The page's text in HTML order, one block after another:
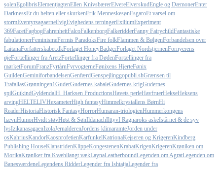
solenEgolibrisElementjagtenEllen KnivsbærerElvereElverskudEngle og DæmonerEnter
DarknessEr du helten eller skurkenErik MenneskesønEsgaroEt varsel om
stormEventyrsagaerneEvigEvighedens terningerExiliumExperiment
369FacetFagbogFahrenheitFalcoFalkenborgFalkeridderFanny FairychildFantastiske
fabulationerFeminismeFermis ParadoksFire folkFlammen & BølgenForbandelsen over
LaitanaForfatterskabet.dkForlaget HoneyBadgerForlaget NordstjernenFornyerens
øjeFortællinger fra AretzFortællinger fra DødenFortællinger fra
mørketForumFranzFyrtårnFyrvogterneFønixens HjerteFønix
GuildenGeminiforbandelsenGenfærdGenspejlinggopubli.shGrænsen til
TrafallasGrønningen1GuderGudernes kabaleGudernes krigGudernes
spilGutkindGyldendalH. Harksen ProductionsHavets perleHavfruerHekseHeksens
arvingHELTELIVHexameterHigh fantasyHimmelkrystallens BørnHi
ReaderHistoriaHistorisk FantasyHorrorHumaran-triologienHummerkongens
hævnHumorHvidt støvHøst & SønIldanachIlttyvI Ragnaroks askeIstårnet & de syv
lysIzikanasagaenIzolaJernalderenJordens klimaramteJorden under
osKahriusKandorKaosprofetienKarfunkelKatrionaKejseren og KrigerenKindberg
Publishing HouseKlanstridenKlippeKongestenenKrabatKrigenKrigerenKrøniken om
MorikaKrøniker fra Kvæhllangt vækLaynaLeatherboundLegenden om AgratLegenden om
BanesværdeneLegendens RidderLegender fra IshtaijaLegender fra